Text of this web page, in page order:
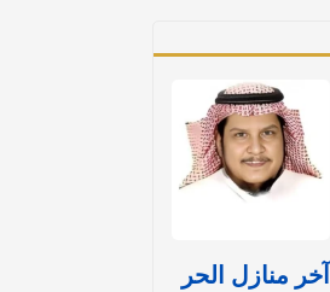
آخر منازل الحر